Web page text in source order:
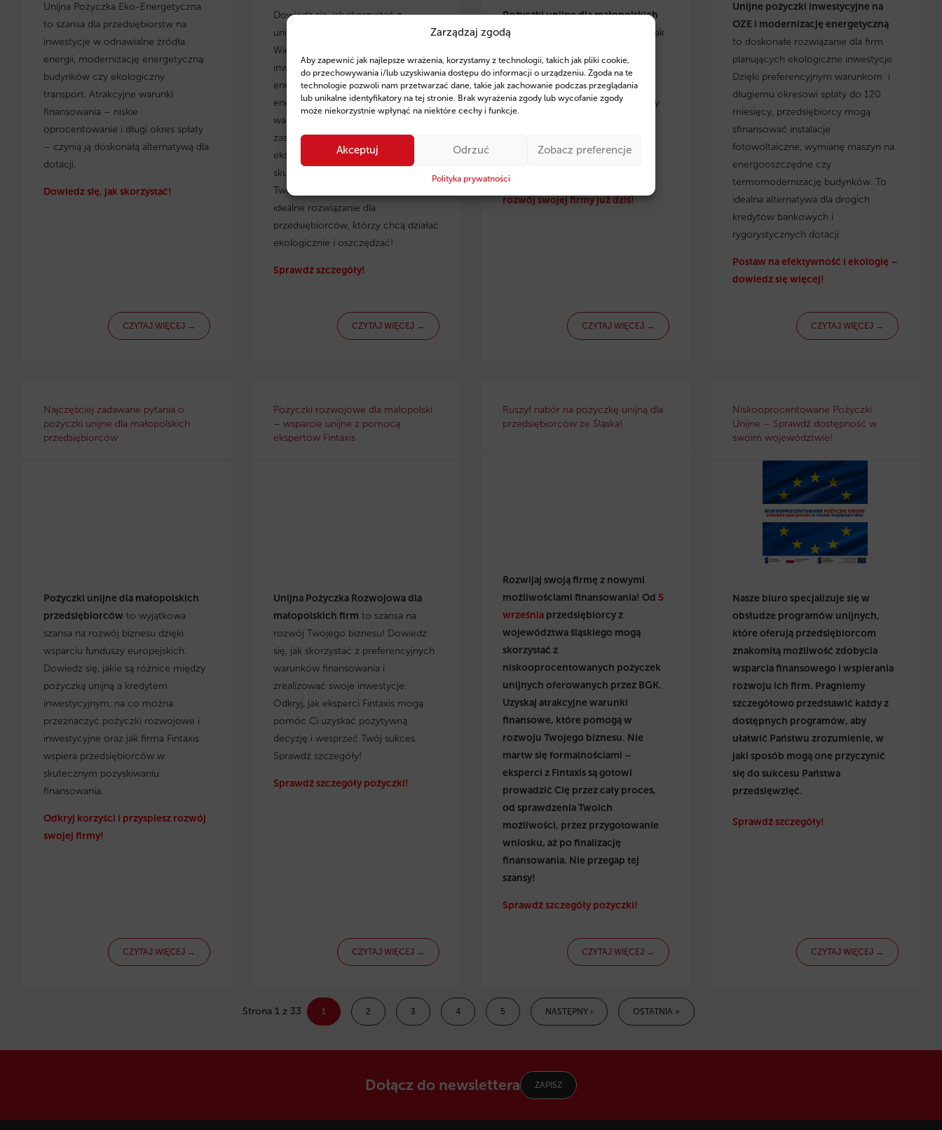
Zarządzaj zgodą
Aby zapewnić jak najlepsze wrażenia, korzystamy z technologii, takich jak pliki cookie,
do przechowywania i/lub uzyskiwania dostępu do informacji o urządzeniu. Zgoda na te
technologie pozwoli nam przetwarzać dane, takie jak zachowanie podczas przeglądania
lub unikalne identyfikatory na tej stronie. Brak wyrażenia zgody lub wycofanie zgody
może niekorzystnie wpłynąć na niektóre cechy i funkcje.
Akceptuj Odrzuć Zobacz preferencje
Polityka prywatności
Unijna Pożyczka Eko-Energetyczna
to szansa dla przedsiębiorstw na
inwestycje w odnawialne źródła
energii, modernizację energetyczną
budynków czy ekologiczny
transport. Atrakcyjne warunki
finansowania – niskie
oprocentowanie i długi okres spłaty
– czynią ją doskonałą alternatywą dla
dotacji.
Dowiedz się, jak skorzystać!
CZYTAJ WIĘCEJ →
Dowiedz się, jak skorzystać z
unijnych eko pożyczek w
Wielkopolsce
inwestycje w OZE, modernizację
energetyczną czy zakup
energooszczędnego sprzętu. Poznaj
warunki finansowania, przykłady
zastosowań oraz sprawdź, jak
eksperci Fintaxis mogą pomóc Ci
skutecznie zdobyć środki na rozwój
Twojej firmy. Eko pożyczka to
idealne rozwiązanie dla
przedsiębiorców, którzy chcą działać
ekologicznie i oszczędzać!
Sprawdź szczegóły!
CZYTAJ WIĘCEJ →
Pożyczki unijne dla małopolskich
przedsiębiorców
– dowiedz się, jak
pożyczek na rozwój, inwestycje i
odnawialne źródła energii. Zyskaj
wsparcie ekspertów Fintaxis, którzy
finansowania.
Sprawdź szczegóły i postaw na
rozwój swojej firmy już dziś!
CZYTAJ WIĘCEJ →
Unijne pożyczki inwestycyjne na
OZE i modernizację energetyczną
to doskonałe rozwiązanie dla firm
planujących ekologiczne inwestycje.
Dzięki preferencyjnym warunkom i
długiemu okresowi spłaty do 120
miesięcy, przedsiębiorcy mogą
sfinansować instalacje
fotowoltaiczne, wymianę maszyn na
energooszczędne czy
termomodernizację budynków. To
idealna alternatywa dla drogich
kredytów bankowych i
rygorystycznych dotacji.
Postaw na efektywność i ekologię –
dowiedz się więcej!
CZYTAJ WIĘCEJ →
Najczęściej zadawane pytania o
pożyczki unijne dla małopolskich
przedsiębiorców
Pożyczki unijne dla małopolskich
przedsiębiorców to wyjątkowa
szansa na rozwój biznesu dzięki
wsparciu funduszy europejskich.
Dowiedz się, jakie są różnice między
pożyczką unijną a kredytem
inwestycyjnym, na co można
przeznaczyć pożyczki rozwojowe i
inwestycyjne oraz jak firma Fintaxis
wspiera przedsiębiorców w
skutecznym pozyskiwaniu
finansowania.
Odkryj korzyści i przyspiesz rozwój
swojej firmy!
CZYTAJ WIĘCEJ →
Pożyczki rozwojowe dla małopolski
– wsparcie unijne z pomocą
ekspertów Fintaxis
Unijna Pożyczka Rozwojowa dla
małopolskich firm to szansa na
rozwój Twojego biznesu! Dowiedz
się, jak skorzystać z preferencyjnych
warunków finansowania i
zrealizować swoje inwestycje.
Odkryj, jak eksperci Fintaxis mogą
pomóc Ci uzyskać pozytywną
decyzję i wesprzeć Twój sukces.
Sprawdź szczegóły!
Sprawdź szczegóły pożyczki!
CZYTAJ WIĘCEJ →
Ruszył nabór na pożyczkę unijną dla
przedsiębiorców ze Śląska!
Rozwijaj swoją firmę z nowymi
możliwościami finansowania! Od 5
września przedsiębiorcy z
województwa śląskiego mogą
skorzystać z
niskooprocentowanych pożyczek
unijnych oferowanych przez BGK.
Uzyskaj atrakcyjne warunki
finansowe, które pomogą w
rozwoju Twojego biznesu. Nie
martw się formalnościami –
eksperci z Fintaxis są gotowi
prowadzić Cię przez cały proces,
od sprawdzenia Twoich
możliwości, przez przygotowanie
wniosku, aż po finalizację
finansowania. Nie przegap tej
szansy!
Sprawdź szczegóły pożyczki!
CZYTAJ WIĘCEJ →
Niskooprocentowane Pożyczki
Unijne – Sprawdź dostępność w
swoim województwie!
Nasze biuro specjalizuje się w
obsłudze programów unijnych,
które oferują przedsiębiorcom
znakomitą możliwość zdobycia
wsparcia finansowego i wspierania
rozwoju ich firm. Pragniemy
szczegółowo przedstawić każdy z
dostępnych programów, aby
ułatwić Państwu zrozumienie, w
jaki sposób mogą one przyczynić
się do sukcesu Państwa
przedsięwzięć.
Sprawdź szczegóły!
CZYTAJ WIĘCEJ →
Strona 1 z 33 1 2 3 4 5 NASTĘPNY › OSTATNIA »
Dołącz do newslettera ZAPISZ